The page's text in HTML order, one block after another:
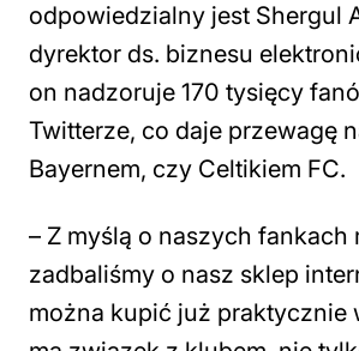
odpowiedzialny jest Shergul
dyrektor ds. biznesu
on nadzoruje 170 tysięcy
Twitterze, co daje przewagę
Bayernem, czy Celtikiem FC.
– Z myślą o naszych fankach
zadbaliśmy o nasz sklep
można kupić już praktycznie